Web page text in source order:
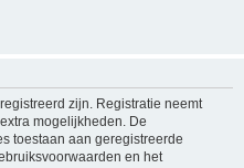
zijn. Registratie neemt
mogelijkheden. De
toestaan aan geregistreerde
en het